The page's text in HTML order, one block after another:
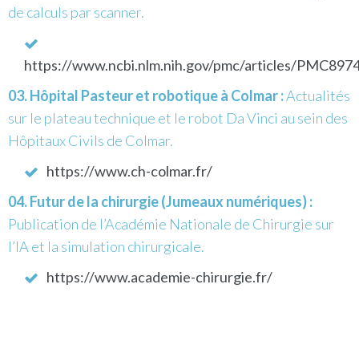
de calculs par scanner.
https://www.ncbi.nlm.nih.gov/pmc/articles/
Hôpital Pasteur et robotique à Colmar :Actualités
sur le plateau technique et le robot Da Vinci au sein des
Hôpitaux Civils de Colmar.
https://www.ch-colmar.fr/
Futur de la chirurgie (Jumeaux numériques) :
Publication de l’Académie Nationale de Chirurgie sur
l’IA et la simulation chirurgicale.
https://www.academie-chirurgie.fr/